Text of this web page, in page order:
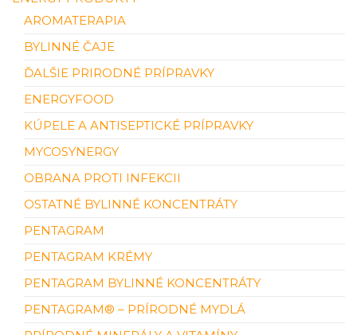
AROMATERAPIA
BYLINNÉ ČAJE
ĎALŠIE PRIRODNÉ PRÍPRAVKY
ENERGYFOOD
KÚPELE A ANTISEPTICKÉ PRÍPRAVKY
MYCOSYNERGY
OBRANA PROTI INFEKCII
OSTATNÉ BYLINNÉ KONCENTRÁTY
PENTAGRAM
PENTAGRAM KRÉMY
PENTAGRAM BYLINNÉ KONCENTRÁTY
PENTAGRAM® – PRÍRODNÉ MYDLÁ